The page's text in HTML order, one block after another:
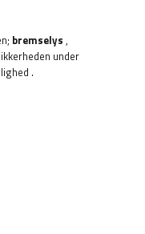
bremselys ,
under
.